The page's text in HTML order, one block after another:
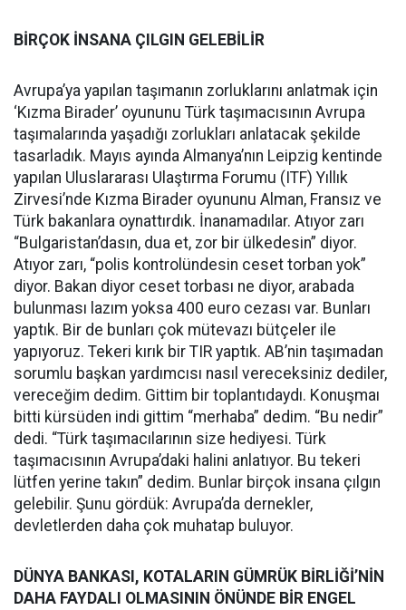
BİRÇOK İNSANA ÇILGIN GELEBİLİR
Avrupa’ya yapılan taşımanın zorluklarını anlatmak için
‘Kızma Birader’ oyununu Türk taşımacısının Avrupa
taşımalarında yaşadığı zorlukları anlatacak şekilde
tasarladık. Mayıs ayında Almanya’nın Leipzig kentinde
yapılan Uluslararası Ulaştırma Forumu (ITF) Yıllık
Zirvesi’nde Kızma Birader oyununu Alman, Fransız ve
Türk bakanlara oynattırdık. İnanamadılar. Atıyor zarı
“Bulgaristan’dasın, dua et, zor bir ülkedesin” diyor.
Atıyor zarı, “polis kontrolündesin ceset torban yok”
diyor. Bakan diyor ceset torbası ne diyor, arabada
bulunması lazım yoksa 400 euro cezası var. Bunları
yaptık. Bir de bunları çok mütevazı bütçeler ile
yapıyoruz. Tekeri kırık bir TIR yaptık. AB’nin taşımadan
sorumlu başkan yardımcısı nasıl vereceksiniz dediler,
vereceğim dedim. Gittim bir toplantıdaydı. Konuşmaı
bitti kürsüden indi gittim “merhaba” dedim. “Bu nedir”
dedi. “Türk taşımacılarının size hediyesi. Türk
taşımacısının Avrupa’daki halini anlatıyor. Bu tekeri
lütfen yerine takın” dedim. Bunlar birçok insana çılgın
gelebilir. Şunu gördük: Avrupa’da dernekler,
devletlerden daha çok muhatap buluyor.
DÜNYA BANKASI, KOTALARIN GÜMRÜK BİRLİĞİ’NİN
DAHA FAYDALI OLMASININ ÖNÜNDE BİR ENGEL